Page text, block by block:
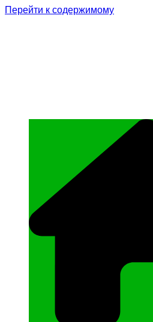
Перейти к содержимому